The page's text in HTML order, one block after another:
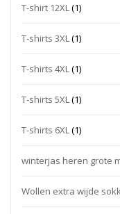
T-shirt 12XL (1)
T-shirts 3XL (1)
T-shirts 4XL (1)
T-shirts 5XL (1)
T-shirts 6XL (1)
winterjas heren grote
Wollen extra wijde